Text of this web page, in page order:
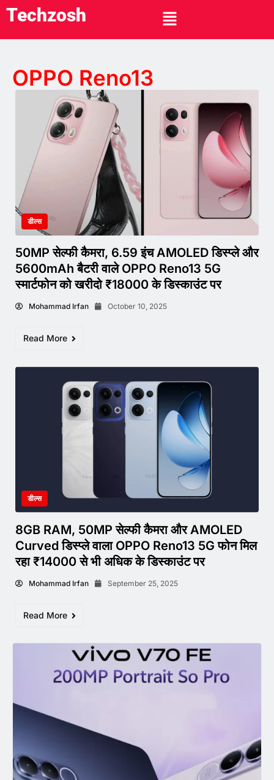
Techzosh
OPPO Reno13
डील्स
50MP सेल्फी कैमरा, 6.59 इंच AMOLED डिस्प्ले और
5600mAh बैटरी वाले OPPO Reno13 5G
स्मार्टफोन को खरीदो ₹18000 के डिस्काउंट पर
Mohammad Irfan October 10, 2025
Read More
डील्स
8GB RAM, 50MP सेल्फी कैमरा और AMOLED
Curved डिस्प्ले वाला OPPO Reno13 5G फोन मिल
रहा ₹14000 से भी अधिक के डिस्काउंट पर
Mohammad Irfan September 25, 2025
Read More